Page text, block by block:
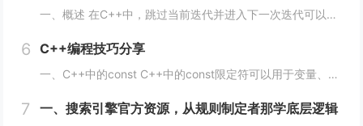
一、概述 在C++中，跳过当前迭代并进入下一次迭代可以使用continue语句来实现。当循环遇到continue语句时，将会立即转到下一次循环的开始处，而不执行当前循环中剩余的代码。 通常情况下，continue语句用于在循环中处理特定的情...
6 C++编程技巧分享
一、C++中的const C++中的const限定符可以用于变量、函数参数、函数返回类型等多种情况。使用const限定符可以使代码更加安全、简洁、易于维护。 1、 const变量 const变量在定义后就不能被修改，这使得代码更加安全...
7 一、搜索引擎官方资源，从规则制定者那学底层逻辑